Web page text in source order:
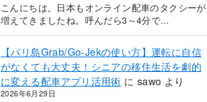
こんにちは。日本もオンライン配車のタクシーが
増えてきましたね。呼んだら3～4分で…
【バリ島Grab/Go-Jekの使い方】運転に自信
がなくても大丈夫！シニアの移住生活を劇的
に変える配車アプリ活用術 にsawo より
2026年6月29日